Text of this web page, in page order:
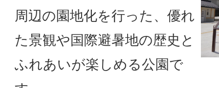
周辺の園地化を行った、優れ
た景観や国際避暑地の歴史と
ふれあいが楽しめる公園で